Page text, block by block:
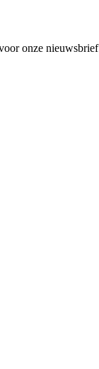
onze nieuwsbrief